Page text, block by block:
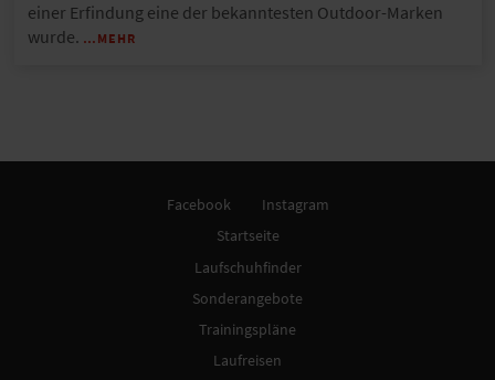
einer Erfindung eine der bekanntesten Outdoor-Marken
wurde. …MEHR
Facebook
Instagram
Startseite
Laufschuhfinder
Sonderangebote
Trainingspläne
Laufreisen